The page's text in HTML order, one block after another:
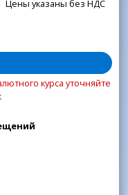
Цены указаны без НДС
курса уточняйте